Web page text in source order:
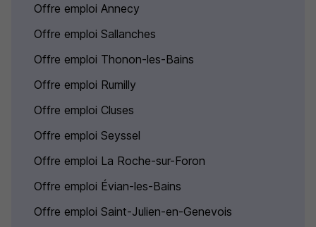
Offre emploi Annecy
Offre emploi Sallanches
Offre emploi Thonon-les-Bains
Offre emploi Rumilly
Offre emploi Cluses
Offre emploi Seyssel
Offre emploi La Roche-sur-Foron
Offre emploi Évian-les-Bains
Offre emploi Saint-Julien-en-Genevois